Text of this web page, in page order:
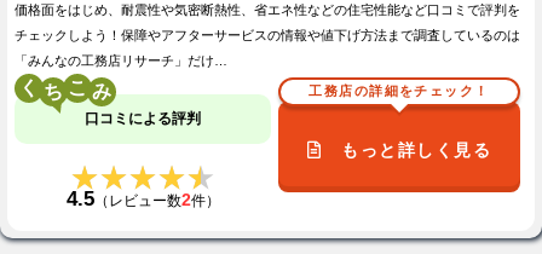
価格面をはじめ、耐震性や気密断熱性、省エネ性などの住宅性能など口コミで評判を
チェックしよう！保障やアフターサービスの情報や値下げ方法まで調査しているのは
「みんなの工務店リサーチ」だけ…
く こ
口コミによる評判
★★★★★
★★★★★
4.5（レビュー数2件）
工務店の詳細をチェック！
もっと詳しく見る